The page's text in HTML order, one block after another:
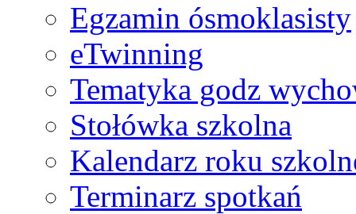
Egzamin ósmoklasisty
eTwinning
Tematyka godz
Stołówka szkolna
Kalendarz roku
Terminarz spotkań